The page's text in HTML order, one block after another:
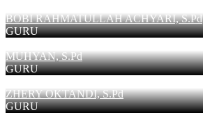
BOBI RAHMATULLAH ACHYARI, S.Pd
GURU
MUHYAN, S.Pd
GURU
ZHERY OKTANDI, S.Pd
GURU